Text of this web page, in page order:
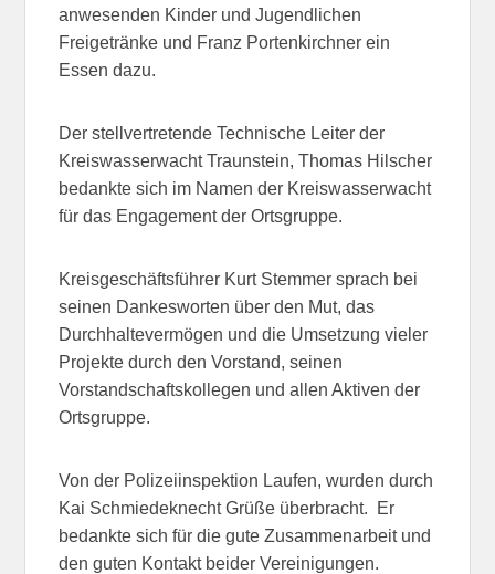
anwesenden Kinder und Jugendlichen
Freigetränke und Franz Portenkirchner ein
Essen dazu.
Der stellvertretende Technische Leiter der
Kreiswasserwacht Traunstein, Thomas Hilscher
bedankte sich im Namen der Kreiswasserwacht
für das Engagement der Ortsgruppe.
Kreisgeschäftsführer Kurt Stemmer sprach bei
seinen Dankesworten über den Mut, das
Durchhaltevermögen und die Umsetzung vieler
Projekte durch den Vorstand, seinen
Vorstandschaftskollegen und allen Aktiven der
Ortsgruppe.
Von der Polizeiinspektion Laufen, wurden durch
Kai Schmiedeknecht Grüße überbracht. Er
bedankte sich für die gute Zusammenarbeit und
den guten Kontakt beider Vereinigungen.